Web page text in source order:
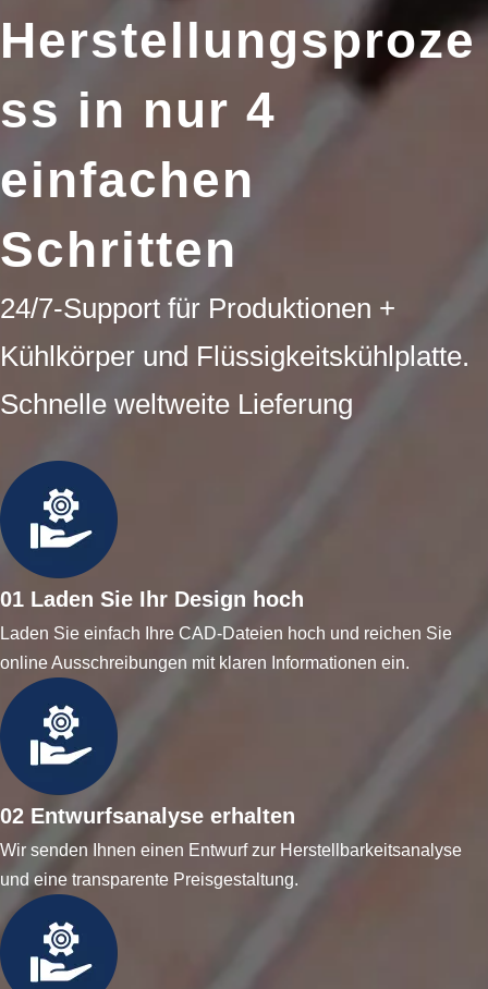
Herstellungsproze
ss in nur 4
einfachen
Schritten
24/7-Support für Produktionen +
Kühlkörper und Flüssigkeitskühlplatte.
Schnelle weltweite Lieferung
01 Laden Sie Ihr Design hoch
Laden Sie einfach Ihre CAD-Dateien hoch und reichen Sie
online Ausschreibungen mit klaren Informationen ein.
02 Entwurfsanalyse erhalten
Wir senden Ihnen einen Entwurf zur Herstellbarkeitsanalyse
und eine transparente Preisgestaltung.